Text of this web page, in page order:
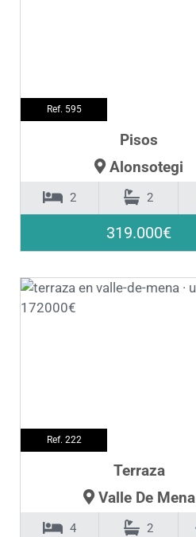
Ref. 595
Pisos
Alonsotegi
2 2
319.000€
Ref. 222
Terraza
Valle De Mena
4 2